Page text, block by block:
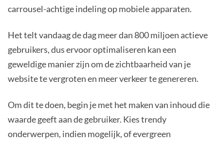
carrousel-achtige indeling op mobiele apparaten.
Het telt vandaag de dag meer dan 800 miljoen actieve
gebruikers, dus ervoor optimaliseren kan een
geweldige manier zijn om de zichtbaarheid van je
website te vergroten en meer verkeer te genereren.
Om dit te doen, begin je met het maken van inhoud die
waarde geeft aan de gebruiker. Kies trendy
onderwerpen, indien mogelijk, of evergreen